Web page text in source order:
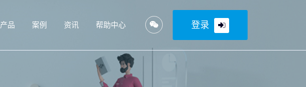
产品 案例 资讯 帮助中心 登录